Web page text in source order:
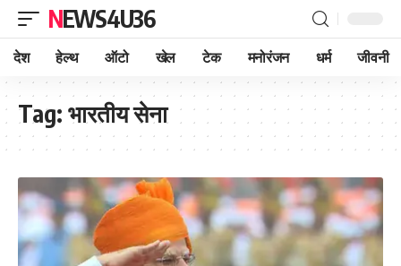
NEWS4U36
देश हेल्थ ऑटो खेल टेक मनोरंजन धर्म जीवनी
Tag: भारतीय सेना